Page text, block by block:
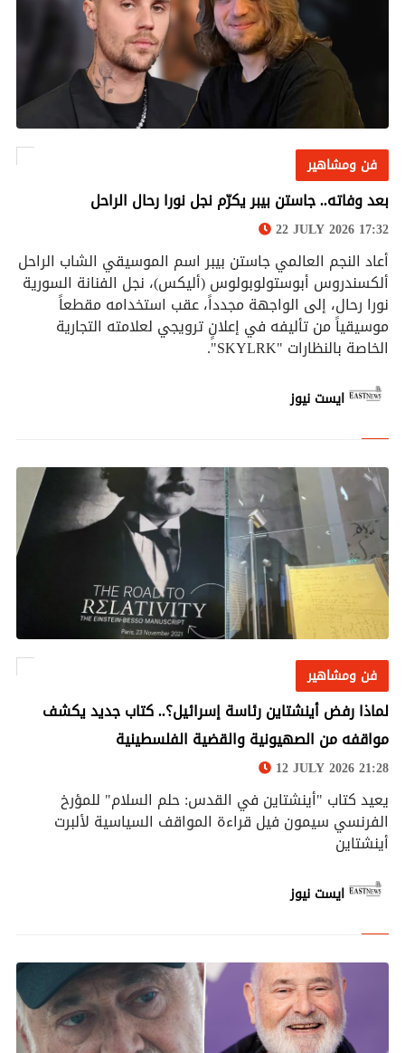
فن ومشاهير
فن ومشاهير
بعد وفاته.. جاستن بيبر يكرّم نجل نورا رحال الراحل
22 JULY 2026 17:32
أعاد النجم العالمي جاستن بيبر اسم الموسيقي الشاب الراحل
ألكسندروس أبوستولوبولوس (أليكس)، نجل الفنانة السورية
نورا رحال، إلى الواجهة مجدداً، عقب استخدامه مقطعاً
موسيقياً من تأليفه في إعلانٍ ترويجي لعلامته التجارية
الخاصة بالنظارات "SKYLRK".
ايست نيوز
فن ومشاهير
فن ومشاهير
لماذا رفض أينشتاين رئاسة إسرائيل؟.. كتاب جديد يكشف
مواقفه من الصهيونية والقضية الفلسطينية
12 JULY 2026 21:28
يعيد كتاب "أينشتاين في القدس: حلم السلام" للمؤرخ
الفرنسي سيمون فيل قراءة المواقف السياسية لألبرت
أينشتاين
ايست نيوز